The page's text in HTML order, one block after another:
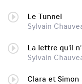
Le Tunnel
Sylvain
La lettre qu'il
Sylvain
Clara et Simon